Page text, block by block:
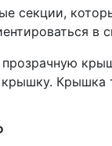
секции,
Крышка